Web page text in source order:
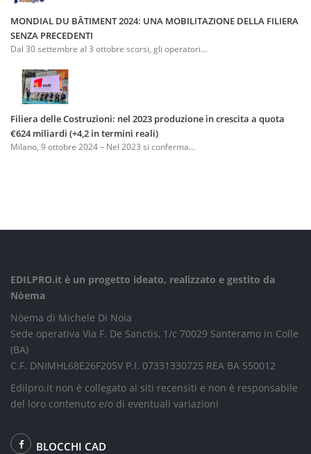
MONDIAL DU BÂTIMENT 2024: UNA MOBILITAZIONE DELLA FILIERA
SENZA PRECEDENTI
Dal 30 settembre al 3 ottobre scorsi, gli operatori...
Filiera delle Costruzioni: nel 2023 produzione in crescita a quota
€624 miliardi (+4,2 in termini reali)
Milano, 9 ottobre 2024 – Nel 2023 si conferma...
EDILPRO.it è un progetto ideato, realizzato e gestito da
Nòema
Nòema di Michele Di Noia
Sede operativa Via F. De Sanctis, 1/c 70029 Santeramo in Colle
(BA)
C.F. DNIMHL68E26F205V P.I. 07331330725 REA BA 550012
Edilpro.it non è collegato ai siti recensiti e non è responsabile
del loro contenuto e/o di eventuali variazioni
BLOCCHI CAD